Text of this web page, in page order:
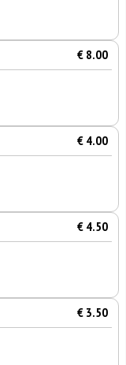
€ 8.00
€ 4.00
€ 4.50
€ 3.50